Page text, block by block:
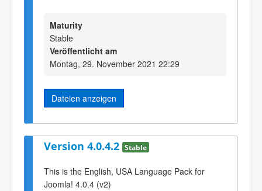
Maturity
Stable
Veröffentlicht am
Montag, 29. November 2021 22:29
Dateien anzeigen
Version 4.0.4.2 Stable
This is the English, USA Language Pack for
Joomla! 4.0.4 (v2)